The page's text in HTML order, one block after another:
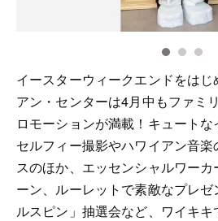
イースターウィークエンドをは
アン・センターは4月中もファミ
ロモーションが満載！キュート
セルフィー撮影やハワイアン音
スのほか、エッセンシャルワー
ーン、ルーレットで素敵なプレ
ルスピン」抽選会など、ワイキ